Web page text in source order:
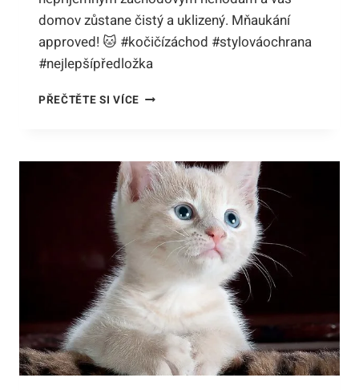
domov zůstane čistý a uklizený. Mňaukání
approved! 🐱 #kočičízáchod #stylováochrana
#nejlepšípředložka
PŘEČTĚTE SI VÍCENEJLEPŠÍ
ZÁCHOD:
STYLOVÁ
OCHRANA
PRO
VÁŠ
TOALETNÍ
KOUTEK
MŇOUKÁNÍ!